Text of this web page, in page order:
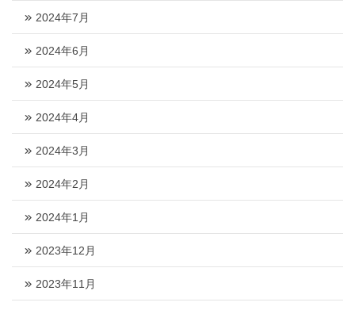
2024年7月
2024年6月
2024年5月
2024年4月
2024年3月
2024年2月
2024年1月
2023年12月
2023年11月